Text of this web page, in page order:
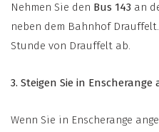
Nehmen Sie den Bus 143 an
neben dem Bahnhof
Stunde von Drauffelt ab.
3. Steigen Sie in Enscherange
Wenn Sie in Enscherange